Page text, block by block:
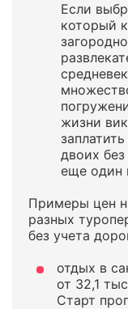
Если
который
жизни
двоих
еще один
Примеры цен
разных
без учета
отдых в
от 32,1
Старт